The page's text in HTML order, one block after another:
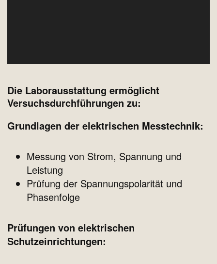
Die Laborausstattung ermöglicht
Versuchsdurchführungen zu:
Grundlagen der elektrischen Messtechnik:
Messung von Strom, Spannung und
Leistung
Prüfung der Spannungspolarität und
Phasenfolge
Prüfungen von elektrischen
Schutzeinrichtungen: